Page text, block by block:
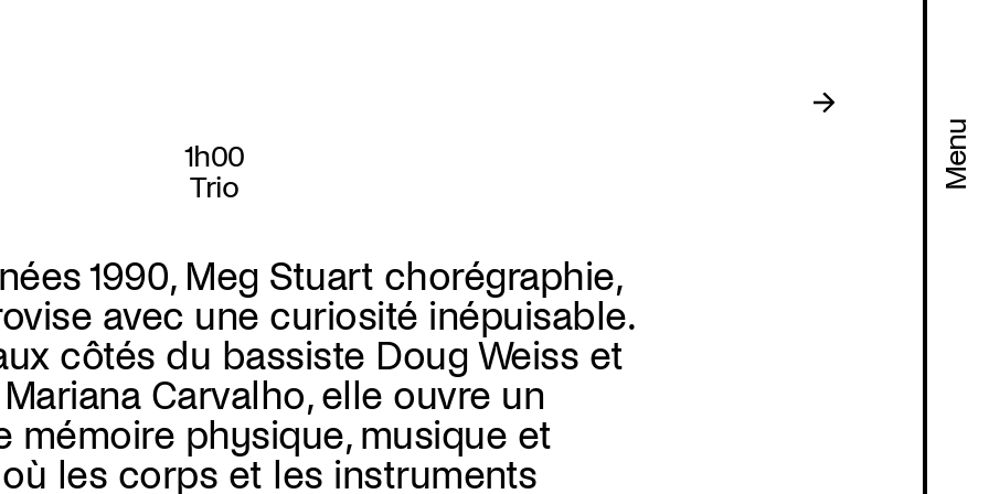
Menu
1h00
Trio
1990, Meg Stuart chorégraphie,
avec une curiosité inépuisable.
côtés du bassiste Doug Weiss et
Carvalho, elle ouvre un
mémoire physique, musique et
les corps et les instruments